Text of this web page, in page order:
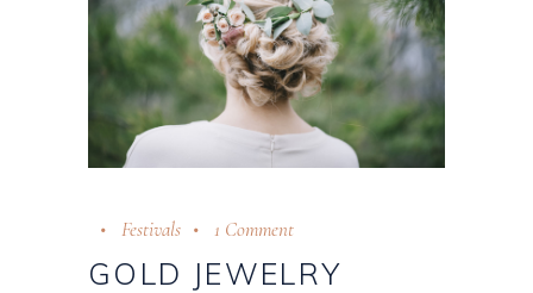
Festivals 1 Comment
GOLD JEWELRY